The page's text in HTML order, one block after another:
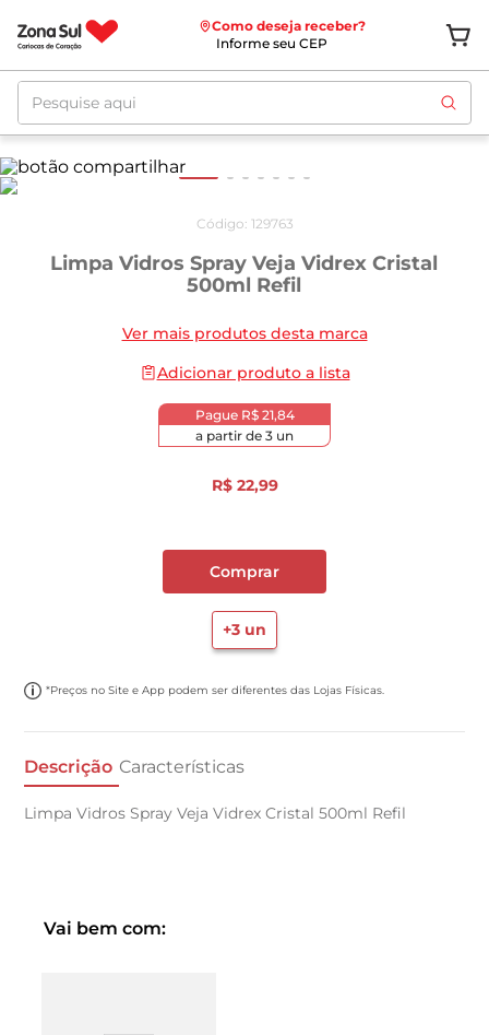
Como deseja receber?
Informe seu CEP
Pesquise aqui
Código: 129763
Limpa Vidros Spray Veja Vidrex Cristal
500ml Refil
Ver mais produtos desta marca
Adicionar produto a lista
Pague R$ 21,84
a partir de 3 un
R$ 22,99
Comprar
+3 un
*Preços no Site e App podem ser diferentes das Lojas Físicas.
Descrição Características
Limpa Vidros Spray Veja Vidrex Cristal 500ml Refil
Vai bem com: